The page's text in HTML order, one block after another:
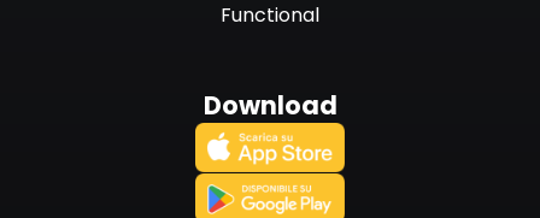
Functional
Download